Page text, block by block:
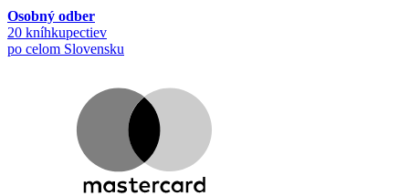
Osobný odber
20 kníhkupectiev
po celom Slovensku